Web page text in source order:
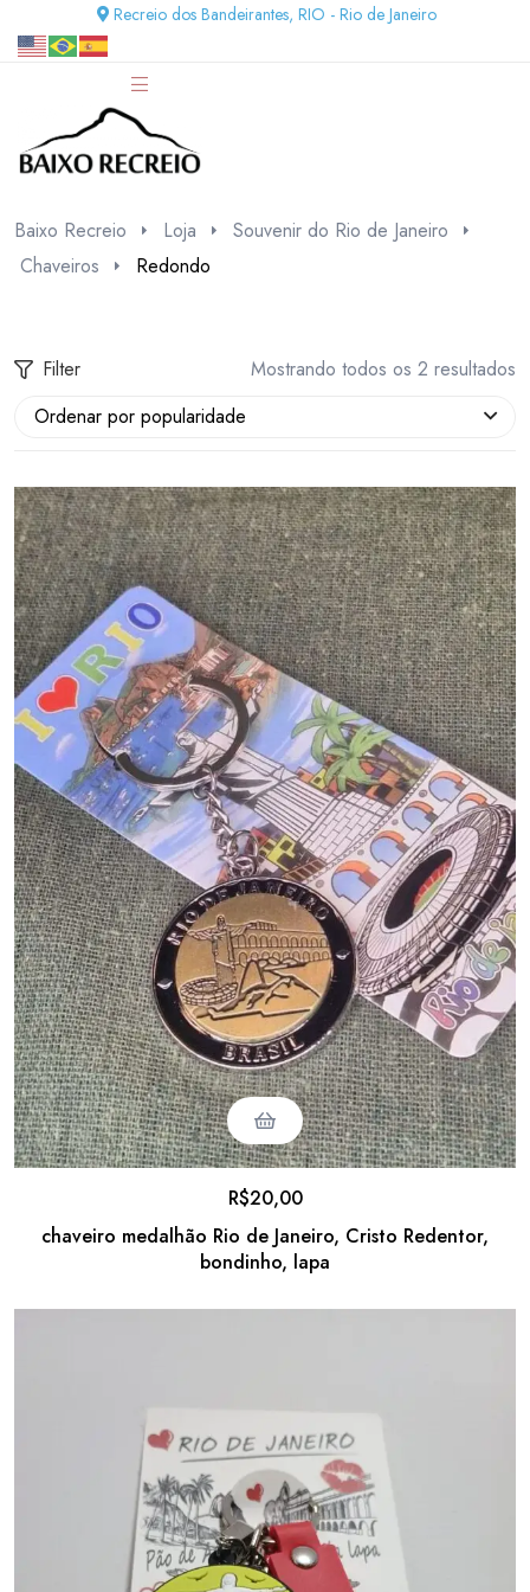
Recreio dos Bandeirantes, RIO - Rio de Janeiro
Baixo Recreio Loja
Souvenir do Rio de Janeiro
Chaveiros
Redondo
Filter
Mostrando todos os 2 resultados
Ordenar por popularidade
chaveiro medalhão Rio de Janeiro, Cristo Redentor,
bondinho, lapa
R$20,00